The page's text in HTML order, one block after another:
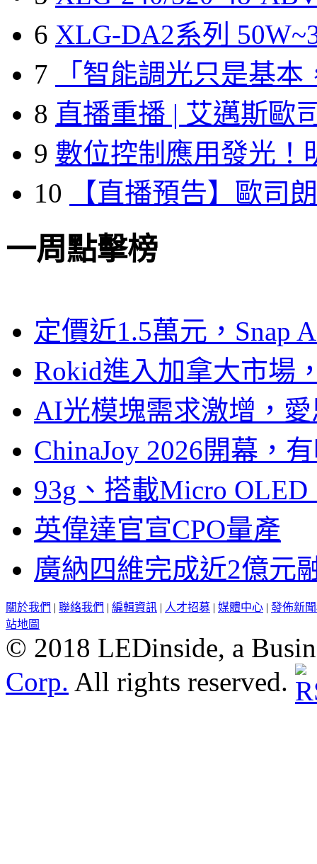
6 XLG-DA2系列
7
「智能調光只是基本
8 直播重播 | 艾邁斯歐
9 數位控制應用發光！
10
【直播預告】歐司
一周點擊榜
定價近1.5萬元，Snap
Rokid進入加拿大市場
AI光模塊需求激增，
ChinaJoy 2026開幕，
93g、搭載Micro
英偉達官宣CPO量產
廣納四維完成近2億元
關於我們 | 聯絡我們 | 編輯資訊 | 人才招募 | 媒體中心 | 發佈新
站地圖
© 2018 LEDinside, a
Corp. All rights reserved.